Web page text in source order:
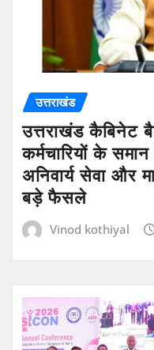
उत्तराखंड
उत्तराखंड
कर्मचारियों के
अनिवार्य सेवा और
बड़े फैसले
Vinod kothiyal